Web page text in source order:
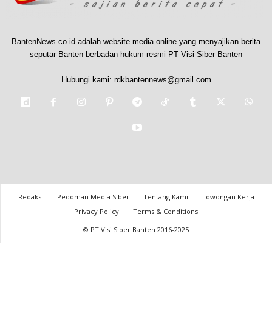
BantenNews.co.id adalah website media online yang menyajikan berita
seputar Banten berbadan hukum resmi PT Visi Siber Banten
Hubungi kami: rdkbantennews@gmail.com
Redaksi Pedoman Media Siber Tentang Kami
Lowongan Kerja
Privacy Policy
Terms & Conditions
© PT Visi Siber Banten 2016-2025